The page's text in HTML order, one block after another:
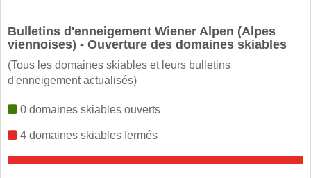
Bulletins d'enneigement Wiener Alpen (Alpes
viennoises) - Ouverture des domaines skiables
(Tous les domaines skiables et leurs bulletins
d'enneigement actualisés)
0 domaines skiables ouverts
4 domaines skiables fermés